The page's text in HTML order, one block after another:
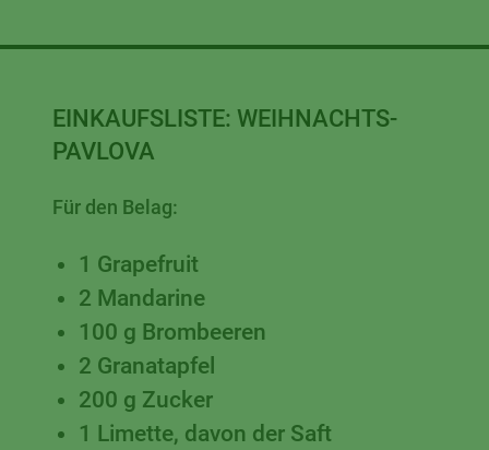
EINKAUFSLISTE: WEIHNACHTS-
PAVLOVA
Für den Belag:
1 Grapefruit
2 Mandarine
100 g Brombeeren
2 Granatapfel
200 g Zucker
1 Limette, davon der Saft